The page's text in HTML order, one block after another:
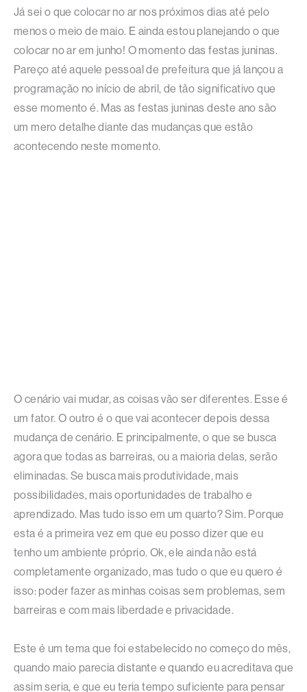
Já sei o que colocar no ar nos próximos dias até pelo
menos o meio de maio. E ainda estou planejando o que
colocar no ar em junho! O momento das festas juninas.
Pareço até aquele pessoal de prefeitura que já lançou a
programação no início de abril, de tão significativo que
esse momento é. Mas as festas juninas deste ano são
um mero detalhe diante das mudanças que estão
acontecendo neste momento.
O cenário vai mudar, as coisas vão ser diferentes. Esse é
um fator. O outro é o que vai acontecer depois dessa
mudança de cenário. E principalmente, o que se busca
agora que todas as barreiras, ou a maioria delas, serão
eliminadas. Se busca mais produtividade, mais
possibilidades, mais oportunidades de trabalho e
aprendizado. Mas tudo isso em um quarto? Sim. Porque
esta é a primeira vez em que eu posso dizer que eu
tenho um ambiente próprio. Ok, ele ainda não está
completamente organizado, mas tudo o que eu quero é
isso: poder fazer as minhas coisas sem problemas, sem
barreiras e com mais liberdade e privacidade.
Este é um tema que foi estabelecido no começo do mês,
quando maio parecia distante e quando eu acreditava que
assim seria, e que eu teria tempo suficiente para pensar